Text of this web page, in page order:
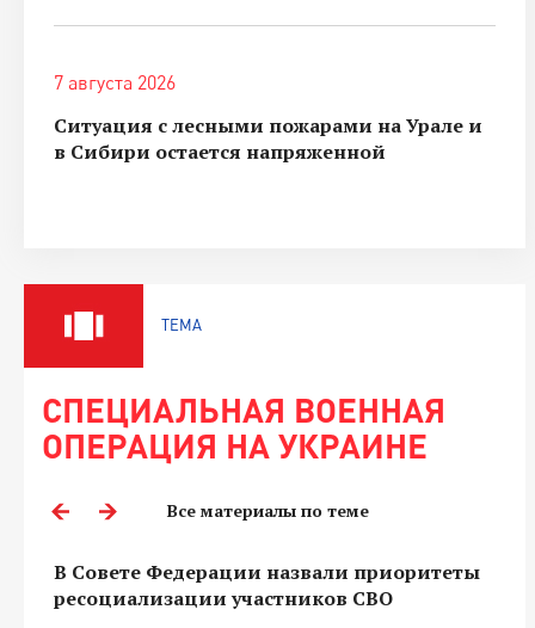
7 августа 2026
Ситуация с лесными пожарами на Урале и
в Сибири остается напряженной
ТЕМА
СПЕЦИАЛЬНАЯ ВОЕННАЯ
ОПЕРАЦИЯ НА УКРАИНЕ
Все материалы по теме
В Совете Федерации назвали приоритеты
ресоциализации участников СВО